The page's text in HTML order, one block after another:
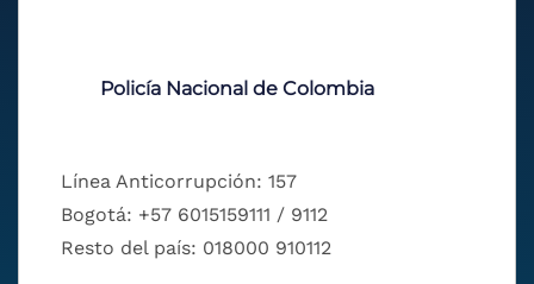
Policía Nacional de Colombia
Línea Anticorrupción: 157
Bogotá: +57 6015159111 / 9112
Resto del país: 018000 910112